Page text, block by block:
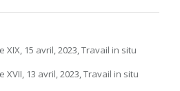
15 avril, 2023, Travail in situ
13 avril, 2023, Travail in situ